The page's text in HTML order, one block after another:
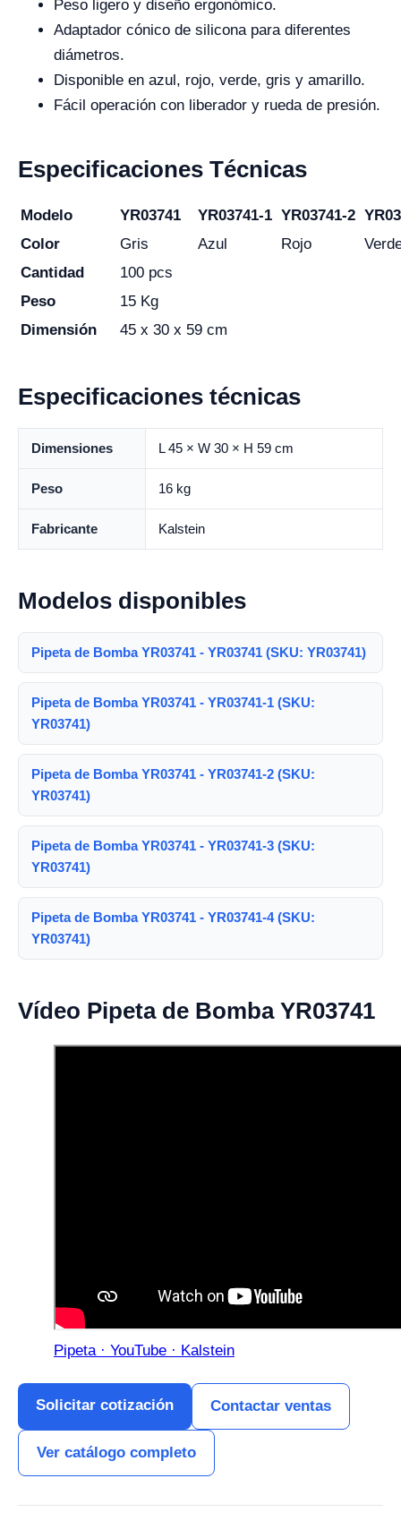
Peso ligero y diseño ergonómico.
Adaptador cónico de silicona para diferentes
diámetros.
Disponible en azul, rojo, verde, gris y amarillo.
Fácil operación con liberador y rueda de presión.
Especificaciones Técnicas
Modelo YR03741 YR03741-1 YR03741-2
Color
Gris Azul Rojo
Cantidad
100 pcs
Peso
15 Kg
Dimensión
45 x 30 x 59 cm
Especificaciones técnicas
Dimensiones L 45 × W 30 × H 59 cm
Peso 16 kg
Fabricante Kalstein
Modelos disponibles
Pipeta de Bomba YR03741 - YR03741 (SKU: YR03741)
Pipeta de Bomba YR03741 - YR03741-1 (SKU:
YR03741)
Pipeta de Bomba YR03741 - YR03741-2 (SKU:
YR03741)
Pipeta de Bomba YR03741 - YR03741-3 (SKU:
YR03741)
Pipeta de Bomba YR03741 - YR03741-4 (SKU:
YR03741)
Vídeo Pipeta de Bomba YR03741
Pipeta · YouTube · Kalstein
Solicitar cotización Contactar ventas
Ver catálogo completo